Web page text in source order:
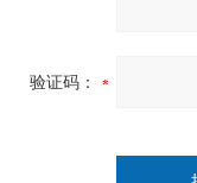
验证码：